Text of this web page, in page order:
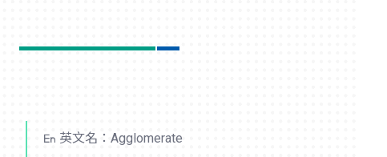
英文名：Agglomerate